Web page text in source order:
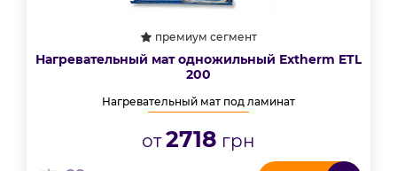
премиум сегмент
Нагревательный мат одножильный Extherm ETL
200
Нагревательный мат под ламинат
от2718 грн